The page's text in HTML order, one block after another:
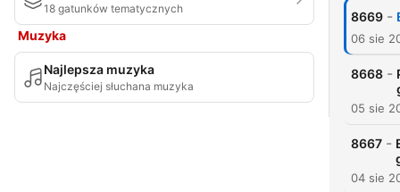
18 gatunków tematycznych
Muzyka
Najlepsza muzyka
Najczęściej słuchana muzyka
8669 -
06 sie
8668 -
05 sie
8667 -
04 sie